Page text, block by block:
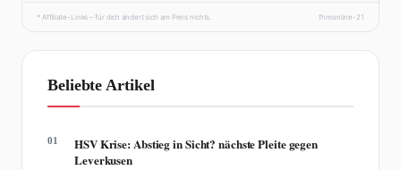
* Affiliate-Links – für dich ändert sich am Preis nichts. fhmonline-21
Beliebte Artikel
01
HSV Krise: Abstieg in Sicht? nächste Pleite gegen
Leverkusen